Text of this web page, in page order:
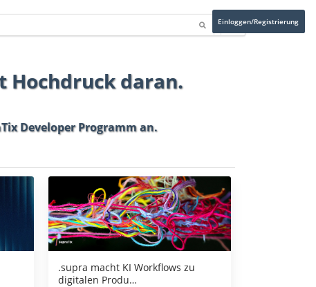
Einloggen/Registrierung
Hochdruck daran.
Developer Programman.
.supra macht KI Workflows zu
digitalen Produ…